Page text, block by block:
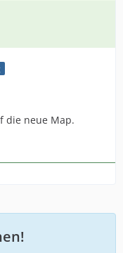
die neue Map.